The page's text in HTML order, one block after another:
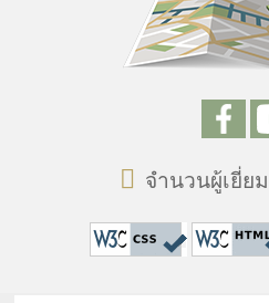
จำนวนผู้เยี่ย